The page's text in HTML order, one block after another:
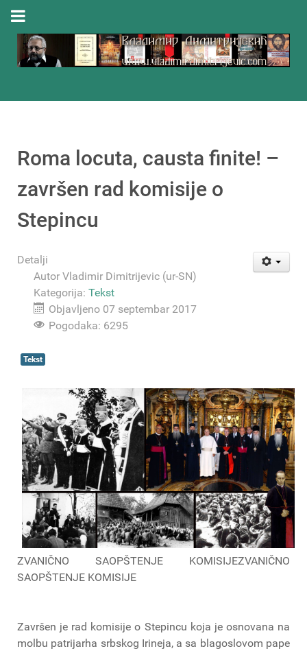
Roma locuta, causta finite! –
završen rad komisije o
Stepincu
Detalji
Autor Vladimir Dimitrijevic (ur-SN)
Kategorija: Tekst
Objavljeno 07 septembar 2017
Pogodaka: 6295
Tekst
ZVANIČNO SAOPŠTENJE KOMISIJEZVANIČNO
SAOPŠTENJE KOMISIJE
Završen je rad komisije o Stepincu koja je osnovana na
molbu patrijarha srbskog Irineja, a sa blagoslovom pape